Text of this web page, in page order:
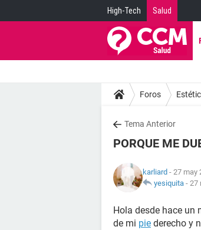
High-Tech Salud
Foros
Tema Anterior
PORQUE ME
karliard - 27 may
yesiquita - 27
Hola desde hace un
de mi pie derecho y